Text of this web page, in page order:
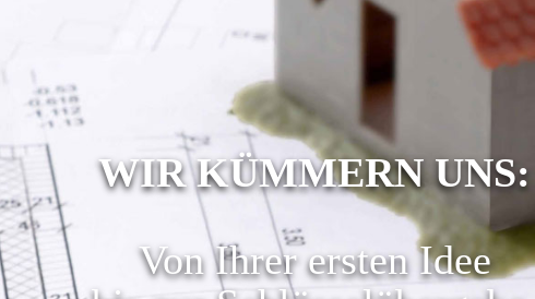
WIR KÜMMERN UNS:
Von Ihrer ersten Idee